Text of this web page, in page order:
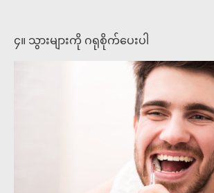
၄။ သွားများကို ဂရုစိုက်ပေးပါ